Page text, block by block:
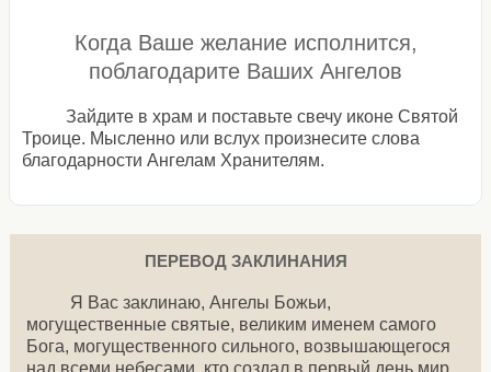
Когда Ваше желание исполнится,
поблагодарите Ваших Ангелов
Зайдите в храм и поставьте свечу иконе Святой
Троице. Мысленно или вслух произнесите слова
благодарности Ангелам Хранителям.
ПЕРЕВОД ЗАКЛИНАНИЯ
Я Вас заклинаю, Ангелы Божьи,
могущественные святые, великим именем самого
Бога, могущественного сильного, возвышающегося
над всеми небесами, кто создал в первый день мир,